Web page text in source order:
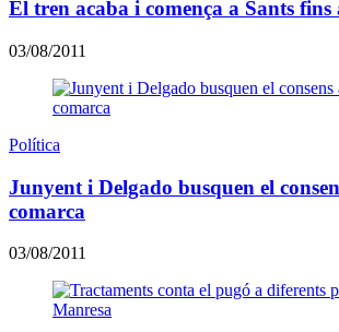
El tren acaba i comença a Sants fins
03/08/2011
Política
Junyent i Delgado busquen el
comarca
03/08/2011